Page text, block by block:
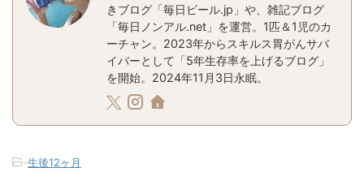
きブログ「毎日ビール.jp」や、雑記ブログ
「毎日ノンアル.net」を運営。1匹＆1児のカ
ーチャン。2023年からスキルス胃がんサバ
イバーとして「5年生存率を上げるブログ」
を開始。2024年11月3日永眠。
-生後12ヶ月